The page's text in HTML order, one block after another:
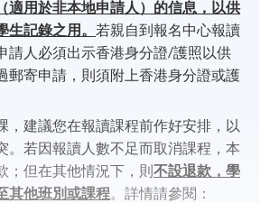
適用於非本地申請人）的信息，以供
生記錄之用。 若親自到報名中心報讀
請人必須出示香港身分證/護照以供
郵寄申請，則須附上香港身分證或護
，建議您在報讀課程前作好安排，以
。若因報讀人數不足而取消課程，本
；但在其他情況下，則不設退款，學
其他班別或課程。詳情請參閱：